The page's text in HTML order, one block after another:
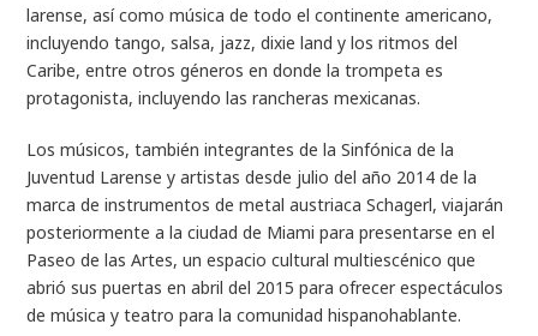
larense, así como música de todo el continente americano,
incluyendo tango, salsa, jazz, dixie land y los ritmos del
Caribe, entre otros géneros en donde la trompeta es
protagonista, incluyendo las rancheras mexicanas.
Los músicos, también integrantes de la Sinfónica de la
Juventud Larense y artistas desde julio del año 2014 de la
marca de instrumentos de metal austriaca Schagerl, viajarán
posteriormente a la ciudad de Miami para presentarse en el
Paseo de las Artes, un espacio cultural multiescénico que
abrió sus puertas en abril del 2015 para ofrecer espectáculos
de música y teatro para la comunidad hispanohablante.